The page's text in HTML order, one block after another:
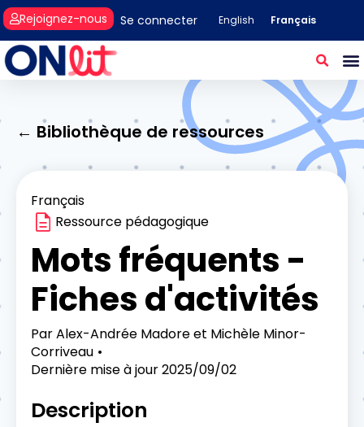
Se connecter
Rejoignez-nous English Français
← Bibliothèque de ressources
Français
Ressource pédagogique
Mots fréquents -
Fiches d'activités
ParAlex-Andrée Madore et Michèle Minor-
Corriveau
Dernière mise à jour2025/09/02
Description